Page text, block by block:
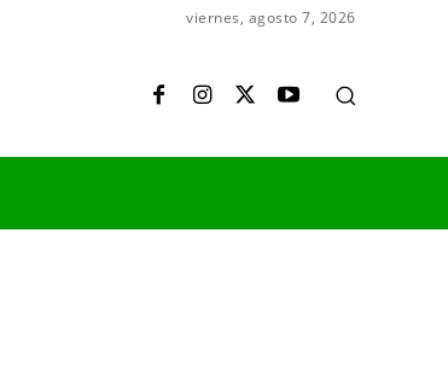
viernes, agosto 7, 2026